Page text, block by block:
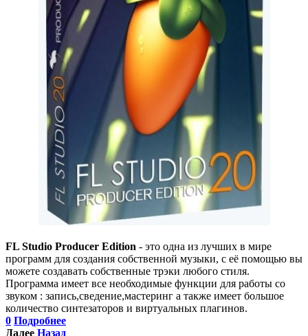
FL Studio Producer Edition - это одна из лучших в мире
программ для создания собственной музыки, с её помощью вы
можете создавать собственные трэки любого стиля.
Программа имеет все необходимые функции для работы со
звуком : запись,сведение,мастеринг а также имеет большое
количество синтезаторов и виртуальных плагинов.
0 Подробнее
Далее Назад